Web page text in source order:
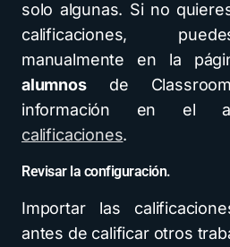
solo algunas. Si no
calificaciones,
manualmente en la
alumnosde
información en el
calificaciones.
Revisar la configuración.
Importar las
antes de calificar otros